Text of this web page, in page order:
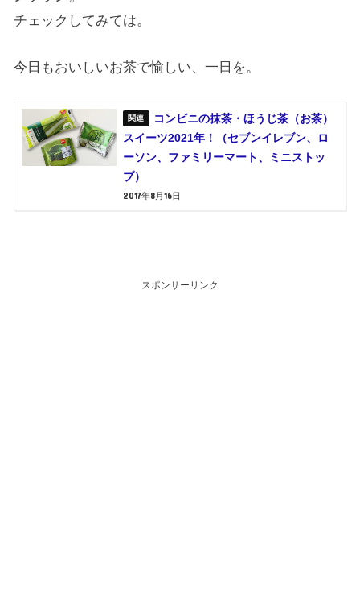
チェックしてみては。
今日もおいしいお茶で愉しい、一日を。
コンビニの抹茶・ほうじ茶（お茶）
スイーツ2021年！（セブンイレブン、ロ
ーソン、ファミリーマート、ミニストッ
プ）
2017年8月16日
スポンサーリンク